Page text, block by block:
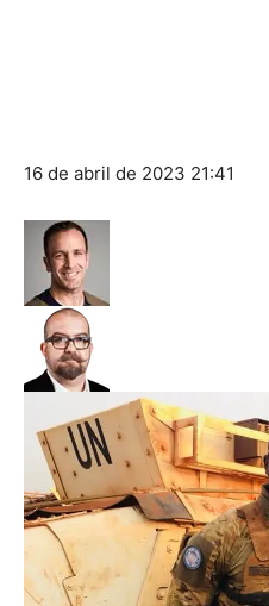
16 de abril de 2023 21:41